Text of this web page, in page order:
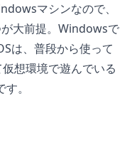
マシンなので、
大前提。Windowsで
は、普段から使って
想環境で遊んでいる
。